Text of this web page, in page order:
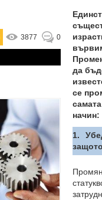
3877 0
да
се
начин:
1.